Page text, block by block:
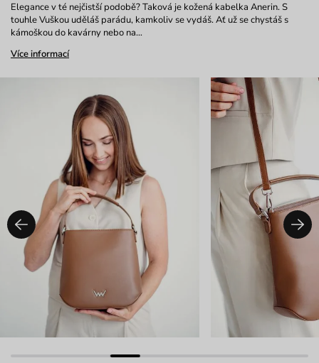
Elegance v té nejčistší podobě? Taková je kožená kabelka Anerin. S
touhle Vuškou uděláš parádu, kamkoliv se vydáš. Ať už se chystáš s
kámoškou do kavárny nebo na…
Více informací